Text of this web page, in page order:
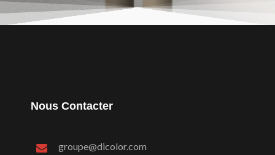
Nous Contacter
groupe@dicolor.com